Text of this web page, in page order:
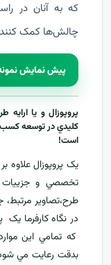
که به آنان در
چالش‌ها کمک
پیش نمایش
پروپوزال و يا
کليدي در توسعه
است!
يک پروپوزال علاوه
تخصصي و جزييات
طرح،تصاوير مرتبط،
در نگاه کارفرما
که تمامي اين
بدقت رعايت مي